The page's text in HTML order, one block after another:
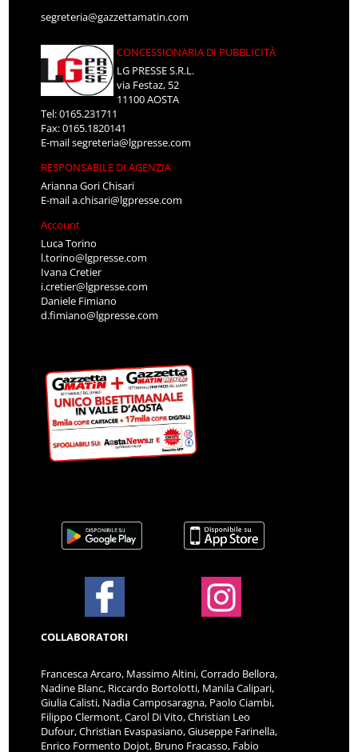
segreteria@gazzettamatin.com
CONCESSIONARIA DI PUBBLICITÀ
LG PRESSE S.R.L.
via Festaz, 52
11100 AOSTA
Tel: 0165.231711
Fax: 0165.1820141
E-mailsegreteria@lgpresse.com
RESPONSABILE DI AGENZIA
Arianna Gori Chisari
E-maila.chisari@lgpresse.com
Account
Luca Torino
l.torino@lgpresse.com
Ivana Cretier
i.cretier@lgpresse.com
Daniele Fimiano
d.fimiano@lgpresse.com
COLLABORATORI
Francesca Arcaro, Massimo Altini, Corrado Bellora,
Nadine Blanc, Riccardo Bortolotti, Manila Calipari,
Giulia Calisti, Nadia Camposaragna, Paolo Ciambi,
Filippo Clermont, Carol Di Vito, Christian Leo
Dufour, Christian Evaspasiano, Giuseppe Farinella,
Enrico Formento Dojot, Bruno Fracasso, Fabio